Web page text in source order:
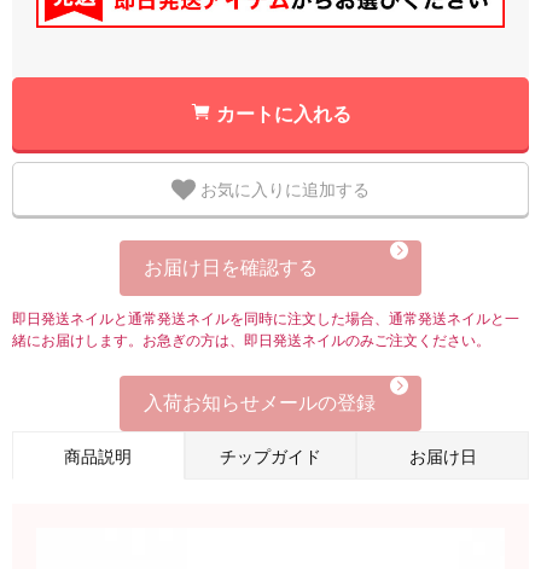
カートに入れる
お気に入りに追加する
お届け日を確認する
即日発送ネイルと通常発送ネイルを同時に注文した場合、通常発送ネイルと一
緒にお届けします。お急ぎの方は、即日発送ネイルのみご注文ください。
入荷お知らせメールの登録
商品説明 チップガイド お届け日